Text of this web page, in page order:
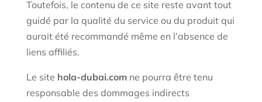
Toutefois, le contenu de ce site reste avant tout
guidé par la qualité du service ou du produit qui
aurait été recommandé même en l’absence de
liens affiliés.
Le site hola-dubai.comne pourra être tenu
responsable des dommages indirects